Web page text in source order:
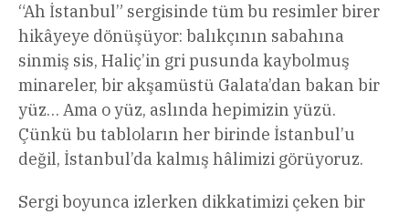
“Ah İstanbul” sergisinde tüm bu resimler birer
hikâyeye dönüşüyor: balıkçının sabahına
sinmiş sis, Haliç’in gri pusunda kaybolmuş
minareler, bir akşamüstü Galata’dan bakan bir
yüz… Ama o yüz, aslında hepimizin yüzü.
Çünkü bu tabloların her birinde İstanbul’u
değil, İstanbul’da kalmış hâlimizi görüyoruz.
Sergi boyunca izlerken dikkatimizi çeken bir